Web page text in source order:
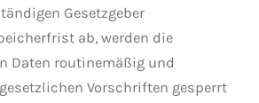
Gesetzgeber
ab, werden die
Daten routinemäßig und
Vorschriften gesperrt